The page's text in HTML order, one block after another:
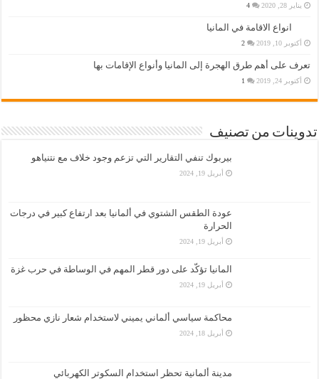
يناير 28, 2020 4
انواع الاقامة في المانيا
أكتوبر 10, 2019 2
تعرف على أهم طرق الهجرة إلى المانيا وأنواع الإقامات بها
أكتوبر 24, 2019 1
تدوينات من تصنيف
بيربوك تنفي التقارير التي تزعم وجود خلاف مع نتنياهو
أبريل 19, 2024
عودة الطقس الشتوي في ألمانيا بعد ارتفاع كبير في درجات
الحرارة
أبريل 19, 2024
المانيا تؤكّد على دور قطر المهم في الوساطة في حرب غزة
أبريل 19, 2024
محاكمة سياسي ألماني يميني لاستخدام شعار نازي محظور
أبريل 18, 2024
مدينة ألمانية تحظر استخدام السكوتر الكهربائي